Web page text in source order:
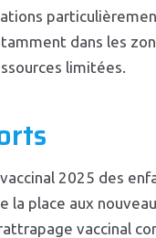
dans les
limitées.
2025 des
la place aux
vaccinal